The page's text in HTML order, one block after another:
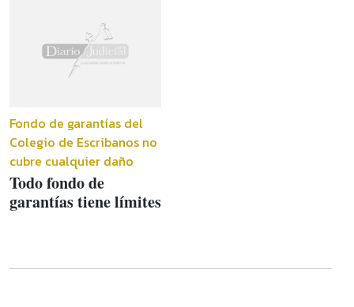
Fondo de garantías del
Colegio de Escribanos no
cubre cualquier daño
Todo fondo de
garantías tiene límites